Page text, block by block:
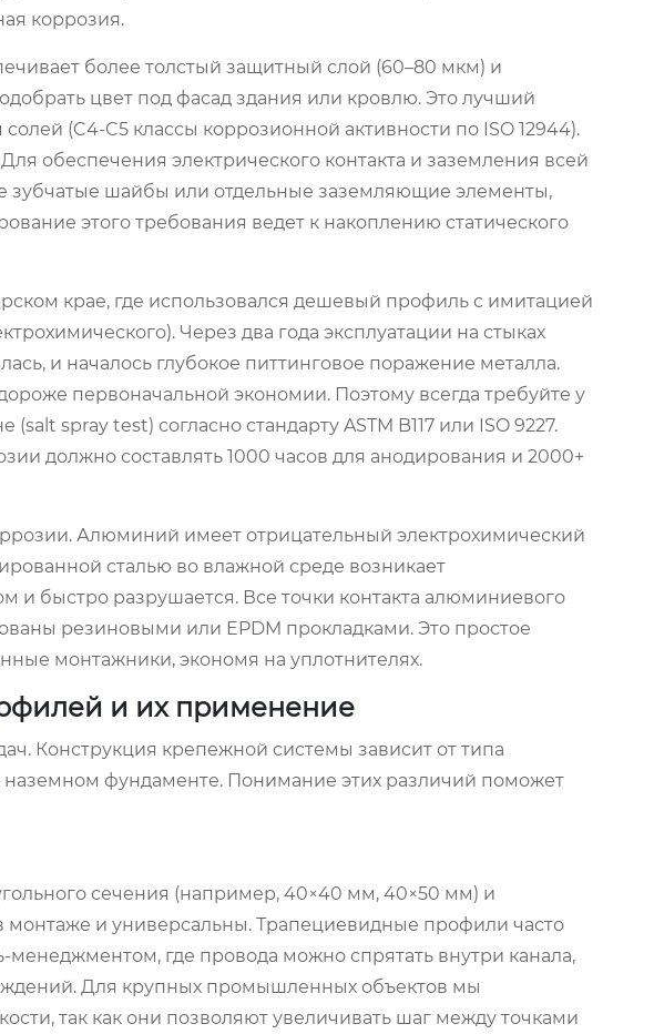
коррозия.
более толстый защитный слой (60–80 мкм) и
цвет под фасад здания или кровлю. Это лучший
(C4-C5 классы коррозионной активности по ISO 12944).
обеспечения электрического контакта и заземления всей
зубчатые шайбы или отдельные заземляющие элементы,
этого требования ведет к накоплению статического
крае, где использовался дешевый профиль с имитацией
Через два года эксплуатации на стыках
и началось глубокое питтинговое поражение металла.
первоначальной экономии. Поэтому всегда требуйте у
spray test) согласно стандарту ASTM B117 или ISO 9227.
должно составлять 1000 часов для анодирования и 2000+
Алюминий имеет отрицательный электрохимический
сталью во влажной среде возникает
и быстро разрушается. Все точки контакта алюминиевого
резиновыми или EPDM прокладками. Это простое
монтажники, экономя на уплотнителях.
и их применение
Конструкция крепежной системы зависит от типа
наземном фундаменте. Понимание этих различий поможет
сечения (например, 40×40 мм, 40×50 мм) и
и универсальны. Трапециевидные профили часто
где провода можно спрятать внутри канала,
Для крупных промышленных объектов мы
так как они позволяют увеличивать шаг между точками